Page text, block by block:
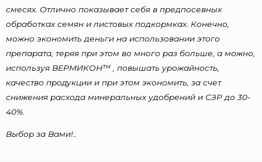
смесях. Отлично показывает себя в предпосевных
обработках семян и листовых подкормках. Конечно,
можно экономить деньги на использовании этого
препарата, теряя при этом во много раз больше, а можно,
используя ВЕРМИКОН™ , повышать урожайность,
качество продукции и при этом экономить, за счет
снижения расхода минеральных удобрений и СЗР до 30-
40%.
Выбор за Вами!..